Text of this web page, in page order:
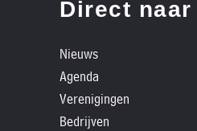
Direct naar
Nieuws
Agenda
Verenigingen
Bedrijven
verhalen
Dossiers